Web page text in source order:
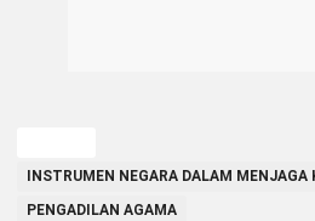
INSTRUMEN NEGARA DALAM
PENGADILAN AGAMA